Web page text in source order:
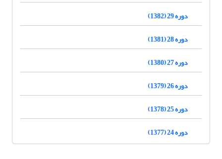
دوره 29 (1382)
دوره 28 (1381)
دوره 27 (1380)
دوره 26 (1379)
دوره 25 (1378)
دوره 24 (1377)